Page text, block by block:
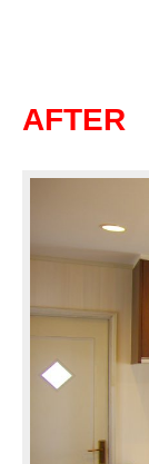
AFTER